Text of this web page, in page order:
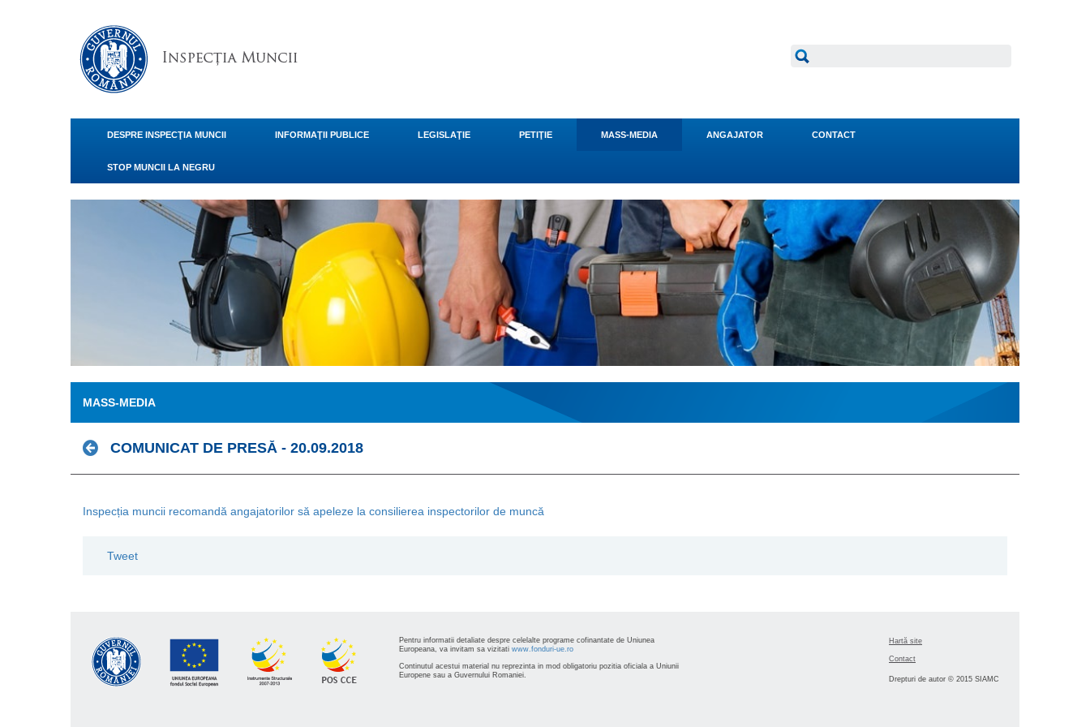
DESPRE INSPECŢIA MUNCII INFORMAŢII PUBLICE LEGISLAŢIE PETIŢIE MASS-MEDIA ANGAJATOR CONTACT
STOP MUNCII LA NEGRU
MASS-MEDIA
COMUNICAT DE PRESĂ - 20.09.2018
Inspecția muncii recomandă angajatorilor să apeleze la consilierea inspectorilor de muncă
Tweet
Pentru informatii detaliate despre celelalte programe cofinantate de Uniunea
Europeana, va invitam sa vizitati www.fonduri-ue.ro
Continutul acestui material nu reprezinta in mod obligatoriu pozitia oficiala a Uniunii
Europene sau a Guvernului Romaniei.
Hartă site
Contact
Drepturi de autor © 2015 SIAMC